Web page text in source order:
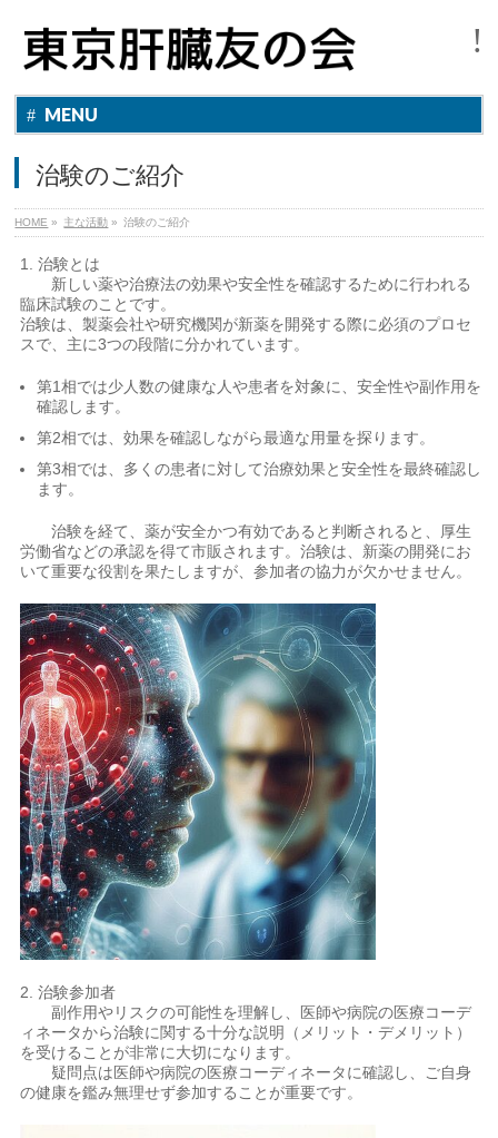
MENU
治験のご紹介
HOME » 主な活動 » 治験のご紹介
1. 治験とは
新しい薬や治療法の効果や安全性を確認するために行われる
臨床試験のことです。
治験は、製薬会社や研究機関が新薬を開発する際に必須のプロセ
スで、主に3つの段階に分かれています。
第1相では少人数の健康な人や患者を対象に、安全性や副作用を
確認します。
第2相では、効果を確認しながら最適な用量を探ります。
第3相では、多くの患者に対して治療効果と安全性を最終確認し
ます。
治験を経て、薬が安全かつ有効であると判断されると、厚生
労働省などの承認を得て市販されます。治験は、新薬の開発にお
いて重要な役割を果たしますが、参加者の協力が欠かせません。
2. 治験参加者
副作用やリスクの可能性を理解し、医師や病院の医療コーデ
ィネータから治験に関する十分な説明（メリット・デメリット）
を受けることが非常に大切になります。
疑問点は医師や病院の医療コーディネータに確認し、ご自身
の健康を鑑み無理せず参加することが重要です。